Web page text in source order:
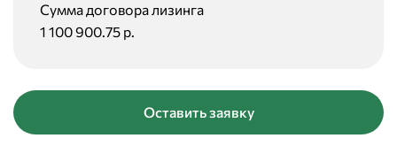
Сумма договора лизинга
1 100 900.75 р.
Оставить заявку